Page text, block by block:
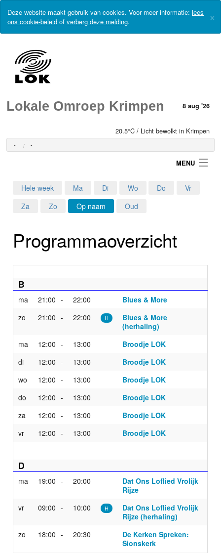
Deze website maakt gebruik van cookies. Voor meer informatie: lees
ons cookie-beleid of verberg deze melding. ×
Lokale Omroep Krimpen 8 aug '26
20.5°C / Licht bewolkt in Krimpen
- -
MENU
Programma's
Video
Webcam
Info
Hele week Ma Di Wo Do
Vr
Za
Zo Op naam Oud
Programmaoverzicht
B
ma 21:00 22:00
Blues & More
zo
21:00 22:00 H
Blues & More
(herhaling)
ma
12:00 13:00
Broodje LOK
di
12:00 13:00
Broodje LOK
wo
12:00 13:00
Broodje LOK
do
12:00 13:00
Broodje LOK
za
12:00 13:00
Broodje LOK
vr
12:00 13:00 Broodje LOK
D
ma 19:00 20:00
Dat Ons Loflied Vrolijk
Rijze
vr
09:00 10:00 H
Dat Ons Loflied Vrolijk
Rijze (herhaling)
zo
18:00 20:30
De Kerken Spreken:
Sionskerk